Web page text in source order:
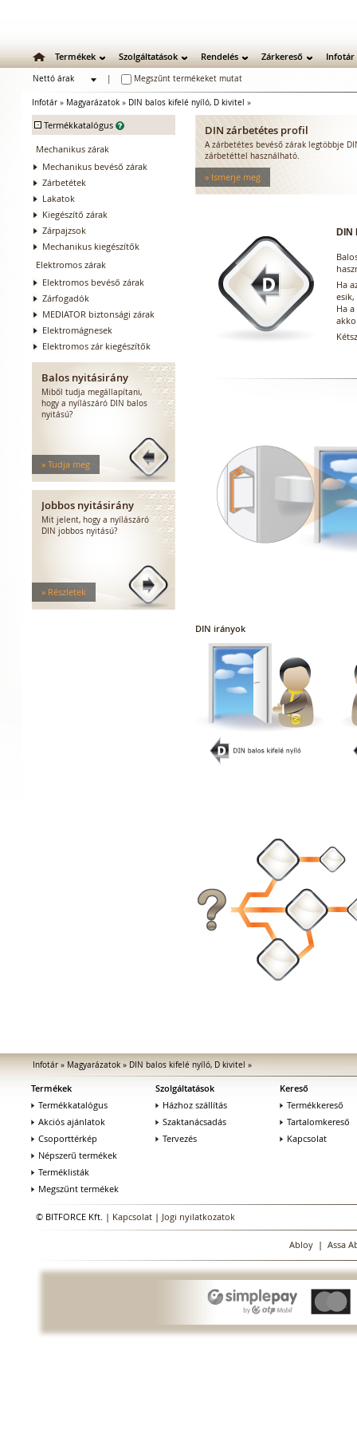
Termékek Szolgáltatások Rendelés Zárkereső Infotár
Nettó árak
Megszűnt termékeket mutat
Infotár » Magyarázatok » DIN balos kifelé nyíló, D kivitel »
- Termékkatalógus
Mechanikus zárak
Mechanikus bevéső zárak
Zárbetétek
Lakatok
Kiegészítő zárak
Zárpajzsok
Mechanikus kiegészítők
Elektromos zárak
Elektromos bevéső zárak
Zárfogadók
MEDIATOR biztonsági zárak
Elektromágnesek
Elektromos zár kiegészítők
Balos nyitásirány
Miből tudja megállapítani,
hogy a nyílászáró DIN balos
nyitású?
» Tudja meg
Jobbos nyitásirány
Mit jelent, hogy a nyílászáró
DIN jobbos nyitású?
» Részletek
DIN zárbetétes profil
A zárbetétes bevéső zárak legtöbbje
zárbetéttel használható.
» Ismerje meg
DIN
Ha
Ha
DIN irányok
Infotár» Magyarázatok» DIN balos kifelé nyíló, D kivitel »
Termékek
Termékkatalógus
Akciós ajánlatok
Csoporttérkép
Népszerű termékek
Terméklisták
Megszűnt termékek
Szolgáltatások
Házhoz szállítás
Szaktanácsadás
Tervezés
Kereső
Termékkereső
Tartalomkereső
Kapcsolat
© BITFORCE Kft. | Kapcsolat | Jogi nyilatkozatok
Abloy| Assa